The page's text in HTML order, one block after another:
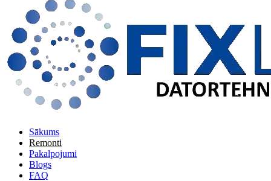
Sākums
Remonti
Pakalpojumi
Blogs
FAQ